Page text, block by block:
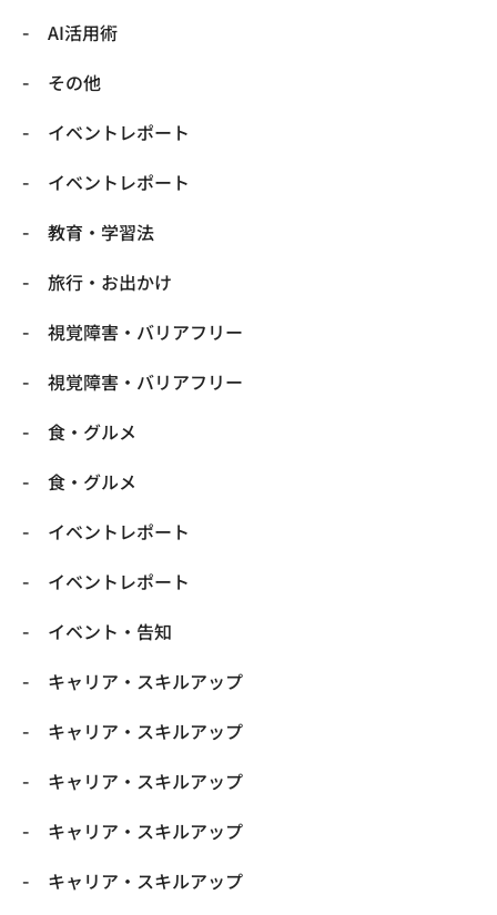
​AI活用術
​その他
​イベントレポート
​イベントレポート
​教育・学習法
​旅行・お出かけ
​視覚障害・バリアフリー
​視覚障害・バリアフリー
​食・グルメ
​食・グルメ
イベントレポート
イベントレポート
イベント・告知
キャリア・スキルアップ
キャリア・スキルアップ
キャリア・スキルアップ
キャリア・スキルアップ
キャリア・スキルアップ